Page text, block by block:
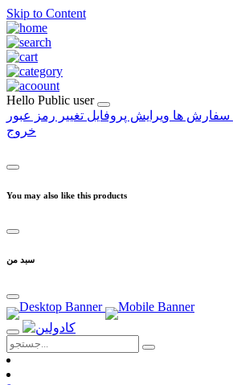
Skip to Content
Hello Public user
سفارش ها ویرایش پروفایل تغییر رمز عبور
خروج
You may also like this products
سبد من